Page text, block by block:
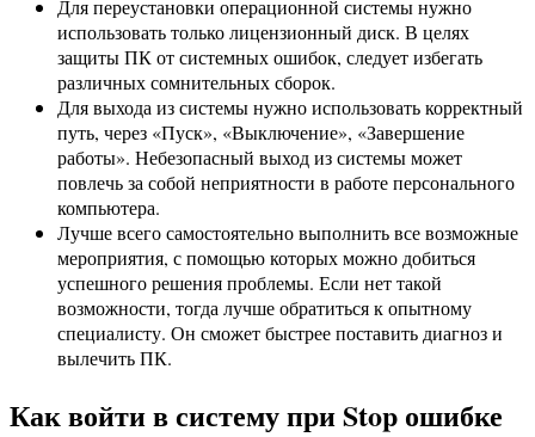
Для переустановки операционной системы нужно
использовать только лицензионный диск. В целях
защиты ПК от системных ошибок, следует избегать
различных сомнительных сборок.
Для выхода из системы нужно использовать корректный
путь, через «Пуск», «Выключение», «Завершение
работы». Небезопасный выход из системы может
повлечь за собой неприятности в работе персонального
компьютера.
Лучше всего самостоятельно выполнить все возможные
мероприятия, с помощью которых можно добиться
успешного решения проблемы. Если нет такой
возможности, тогда лучше обратиться к опытному
специалисту. Он сможет быстрее поставить диагноз и
вылечить ПК.
Как войти в систему при Stop ошибке